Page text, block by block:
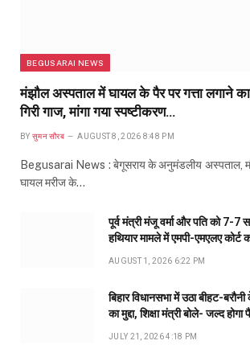
BEGUSARAI NEWS
मंझौल अस्पताल में घायल के पैर पर गत्ता लगाने का
गिरी गाज, मांगा गया स्पष्टीकरण…
BY सुमन सौरब AUGUST 8, 2026 8:48 PM
Begusarai News : बेगूसराय के अनुमंडलीय अस्पताल,
घायल मरीज के…
पूर्व मंत्री मंजू वर्मा और पति को 7-
हथियार मामले में एमपी-एमएलए कोर्ट
AUGUST 1, 2026 6:22 PM
बिहार विधानसभा में उठा बीहट-
का मुद्दा, शिक्षा मंत्री बोले- जल्द
JULY 21, 2026 4:18 PM